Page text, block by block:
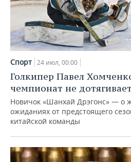
Спорт 24 июл, 00:00
Голкипер Павел
чемпионат не
Новичок «Шанхай Дрэгонс» — о
ожиданиях от предстоящего
китайской команды